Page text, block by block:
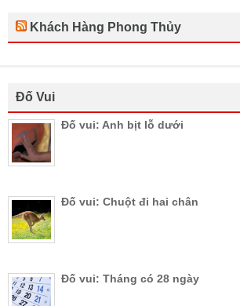
Khách Hàng Phong Thủy
Đố Vui
Đố vui: Anh bịt lỗ dưới
Đố vui: Chuột đi hai chân
Đố vui: Tháng có 28 ngày